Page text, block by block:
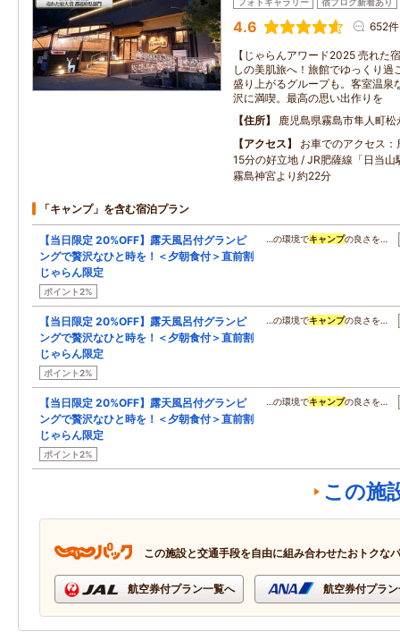
4.6 652件
【じゃらんアワード2025 売れた
しの美肌旅へ！旅館でゆっくり過
盛り上がるグループも。客室温泉
沢に満喫。最高の思い出作りを
住所
鹿児島県霧島市隼人町松
アクセス
お車でのアクセス
15分の好立地 / JR肥薩線「日当山
霧島神宮より約22分
「キャンプ」を含む宿泊プラン
【当日限定 20%OFF】露天風呂付グランピ
ングで贅沢なひと時を！＜夕朝食付＞直前割
じゃらん限定
ポイント2%
…の環境でキャンプの良さを…
【当日限定 20%OFF】露天風呂付グランピ
ングで贅沢なひと時を！＜夕朝食付＞直前割
じゃらん限定
ポイント2%
…の環境でキャンプの良さを…
【当日限定 20%OFF】露天風呂付グランピ
ングで贅沢なひと時を！＜夕朝食付＞直前割
じゃらん限定
ポイント2%
…の環境でキャンプの良さを…
この施
この施設と交通手段を自由に組み合わせたおトクな
航空券付プラン一覧へ 航空券付プラ